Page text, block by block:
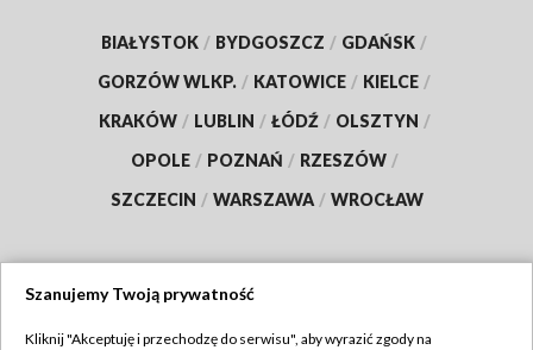
BIAŁYSTOK / BYDGOSZCZ / GDAŃSK /
GORZÓW WLKP. / KATOWICE / KIELCE /
KRAKÓW / LUBLIN / ŁÓDŹ / OLSZTYN /
OPOLE / POZNAŃ / RZESZÓW /
SZCZECIN / WARSZAWA / WROCŁAW
Szanujemy Twoją prywatność
Kliknij "Akceptuję i przechodzę do serwisu", aby wyrazić zgody na